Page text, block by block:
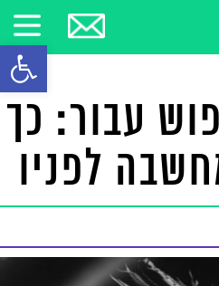
פתח
עבור: כך
לפניו